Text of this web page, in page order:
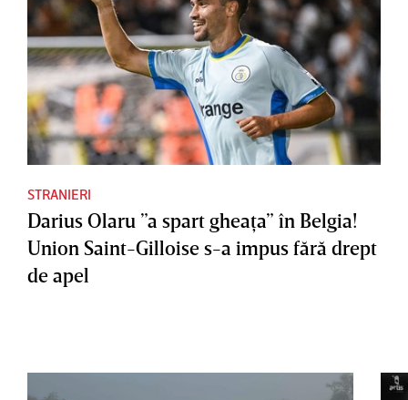
STRANIERI
Darius Olaru ”a spart gheaţa” în Belgia!
Union Saint-Gilloise s-a impus fără drept
de apel